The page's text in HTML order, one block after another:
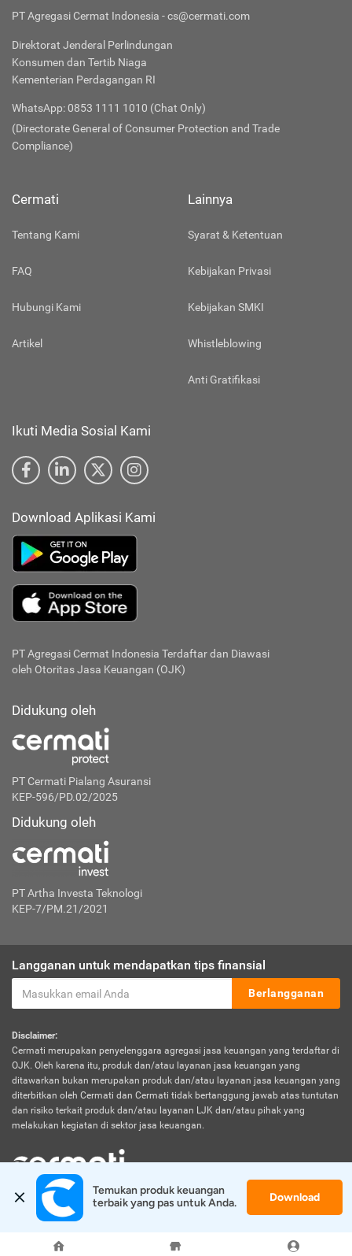
PT Agregasi Cermat Indonesia - cs@cermati.com
Direktorat Jenderal Perlindungan
Konsumen dan Tertib Niaga
Kementerian Perdagangan RI
WhatsApp: 0853 1111 1010 (Chat Only)
(Directorate General of Consumer Protection and Trade
Compliance)
Cermati
Tentang Kami
FAQ
Hubungi Kami
Artikel
Lainnya
Syarat & Ketentuan
Kebijakan Privasi
Kebijakan SMKI
Whistleblowing
Anti Gratifikasi
Ikuti Media Sosial Kami
Download Aplikasi Kami
PT Agregasi Cermat Indonesia Terdaftar dan Diawasi
oleh Otoritas Jasa Keuangan (OJK)
Didukung oleh
PT Cermati Pialang Asuransi
KEP-596/PD.02/2025
Didukung oleh
PT Artha Investa Teknologi
KEP-7/PM.21/2021
Langganan untuk mendapatkan tips finansial
Berlangganan
Disclaimer:
Cermati merupakan penyelenggara agregasi jasa keuangan yang terdaftar di
OJK. Oleh karena itu, produk dan/atau layanan jasa keuangan yang
ditawarkan bukan merupakan produk dan/atau layanan jasa keuangan yang
diterbitkan oleh Cermati dan Cermati tidak bertanggung jawab atas tuntutan
dan risiko terkait produk dan/atau layanan LJK dan/atau pihak yang
melakukan kegiatan di sektor jasa keuangan.
© 2026 Cermati. All Rights Reserved.
Temukan produk keuangan
terbaik yang pas untuk Anda.
Download